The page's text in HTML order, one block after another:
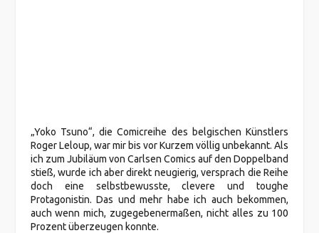
„Yoko Tsuno“, die Comicreihe des belgischen Künstlers
Roger Leloup, war mir bis vor Kurzem völlig unbekannt. Als
ich zum Jubiläum von Carlsen Comics auf den Doppelband
stieß, wurde ich aber direkt neugierig, versprach die Reihe
doch eine selbstbewusste, clevere und toughe
Protagonistin. Das und mehr habe ich auch bekommen,
auch wenn mich, zugegebenermaßen, nicht alles zu 100
Prozent überzeugen konnte.